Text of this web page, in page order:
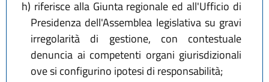
h) riferisce alla Giunta regionale ed all'Ufficio di
Presidenza dell'Assemblea legislativa su gravi
irregolarità di gestione, con contestuale
denuncia ai competenti organi giurisdizionali
ove si configurino ipotesi di responsabilità;